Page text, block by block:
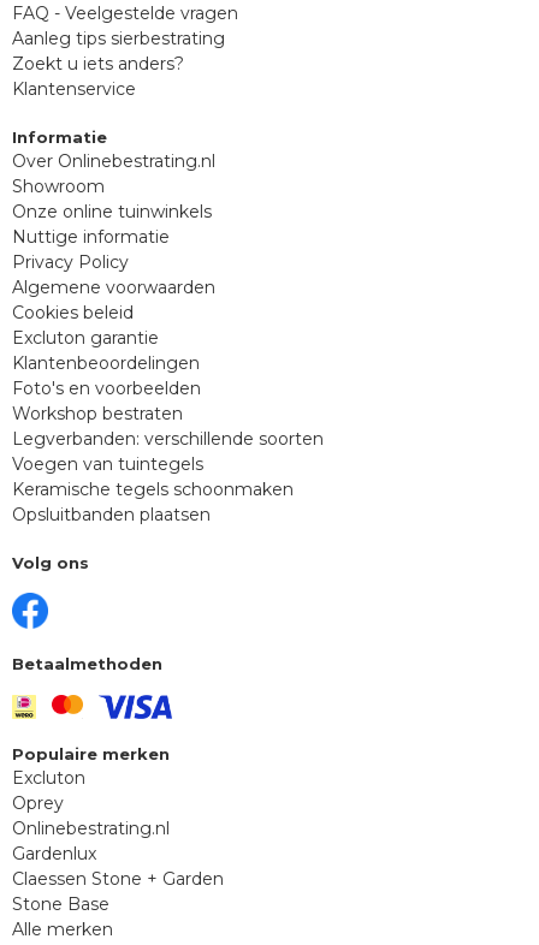
FAQ - Veelgestelde vragen
Aanleg tips sierbestrating
Zoekt u iets anders?
Klantenservice
Informatie
Over Onlinebestrating.nl
Showroom
Onze online tuinwinkels
Nuttige informatie
Privacy Policy
Algemene voorwaarden
Cookies beleid
Excluton garantie
Klantenbeoordelingen
Foto's en voorbeelden
Workshop bestraten
Legverbanden: verschillende soorten
Voegen van tuintegels
Keramische tegels schoonmaken
Opsluitbanden plaatsen
Volg ons
Betaalmethoden
Populaire merken
Excluton
Oprey
Onlinebestrating.nl
Gardenlux
Claessen Stone + Garden
Stone Base
Alle merken